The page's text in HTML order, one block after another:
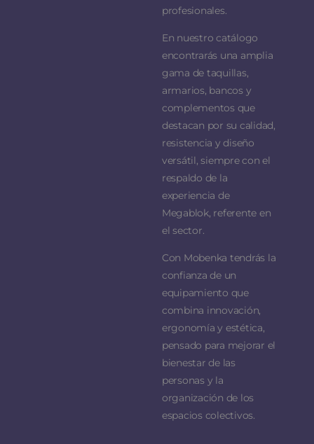
profesionales.
En nuestro catálogo
encontrarás una amplia
gama de taquillas,
armarios, bancos y
complementos que
destacan por su calidad,
resistencia y diseño
versátil, siempre con el
respaldo de la
experiencia de
Megablok, referente en
el sector.
Con Mobenka tendrás la
confianza de un
equipamiento que
combina innovación,
ergonomía y estética,
pensado para mejorar el
bienestar de las
personas y la
organización de los
espacios colectivos.